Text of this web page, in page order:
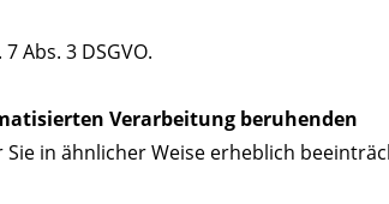
Abs. 3 DSGVO.
Verarbeitung beruhenden
in ähnlicher Weise erheblich